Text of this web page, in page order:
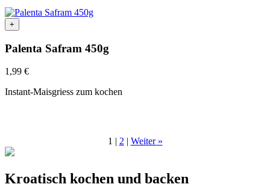
+
Palenta Safram 450g
1,99 €
Instant-Maisgriess zum kochen
1 | 2 | Weiter »
Kroatisch kochen und backen